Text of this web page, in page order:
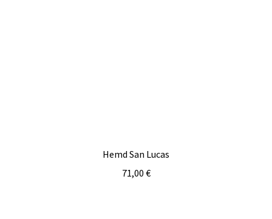
Hemd San Lucas
71,00 €